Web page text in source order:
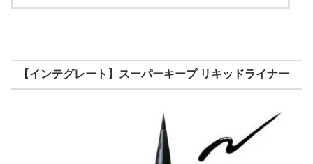
【インテグレート】スーパーキープ リキッドライナー